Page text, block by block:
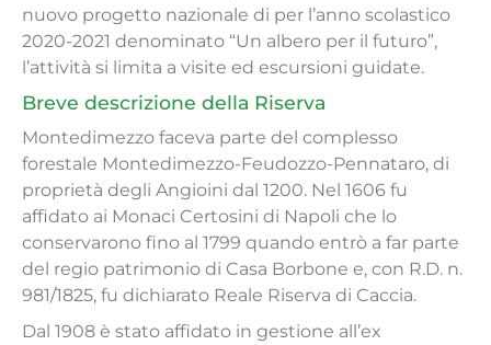
nuovo progetto nazionale di per l’anno scolastico
2020-2021 denominato “Un albero per il futuro”,
l’attività si limita a visite ed escursioni guidate.
Breve descrizione della Riserva
Montedimezzo faceva parte del complesso
forestale Montedimezzo-Feudozzo-Pennataro, di
proprietà degli Angioini dal 1200. Nel 1606 fu
affidato ai Monaci Certosini di Napoli che lo
conservarono fino al 1799 quando entrò a far parte
del regio patrimonio di Casa Borbone e, con R.D. n.
981/1825, fu dichiarato Reale Riserva di Caccia.
Dal 1908 è stato affidato in gestione all’ex